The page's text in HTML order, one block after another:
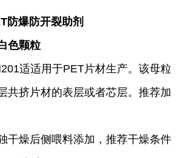
防爆防开裂助剂
色颗粒
适适用于PET片材生产。该母粒
共挤片材的表层或者芯层。推荐加
干燥后侧喂料添加，推荐干燥条件